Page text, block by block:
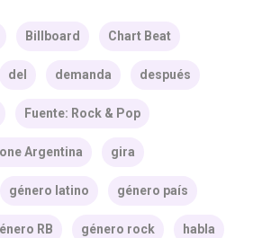
Billboard Chart Beat
del demanda después
Fuente: Rock & Pop
Argentina gira
género latino género país
RB género rock habla